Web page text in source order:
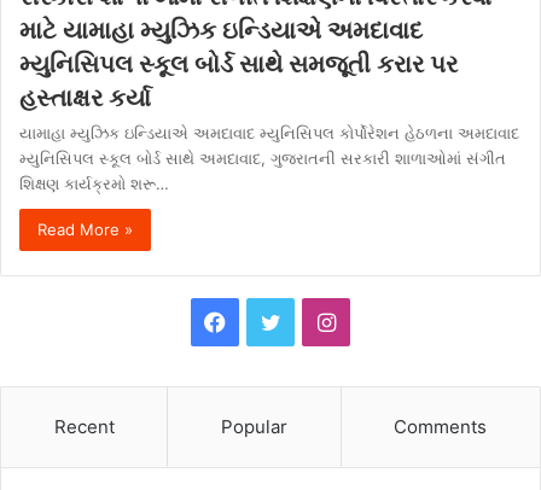
માટે યામાહા મ્યુઝિક ઇન્ડિયાએ અમદાવાદ
મ્યુનિસિપલ સ્કૂલ બોર્ડ સાથે સમજૂતી કરાર પર
હસ્તાક્ષર કર્યા
યામાહા મ્યુઝિક ઇન્ડિયાએ અમદાવાદ મ્યુનિસિપલ કોર્પોરેશન હેઠળના અમદાવાદ
મ્યુનિસિપલ સ્કૂલ બોર્ડ સાથે અમદાવાદ, ગુજરાતની સરકારી શાળાઓમાં સંગીત
શિક્ષણ કાર્યક્રમો શરૂ…
Read More »
c
e
i
t
I
t
Recent Popular Comments